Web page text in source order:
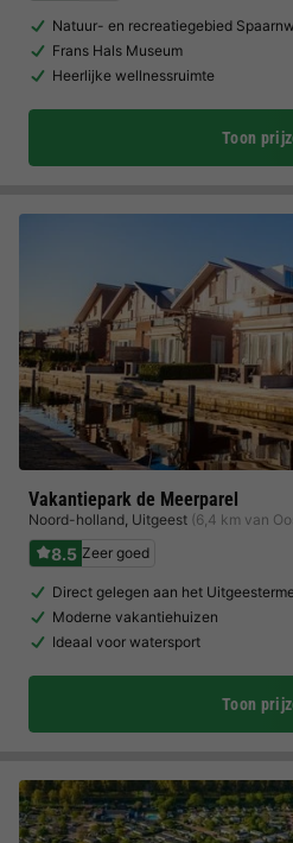
Natuur- en recreatiegebied
Frans Hals Museum
Heerlijke wellnessruimte
Toon
Vakantiepark de Meerparel
Noord-holland, Uitgeest (6,4 km van
8.5 Zeer goed
Direct gelegen aan het
Moderne vakantiehuizen
Ideaal voor watersport
Toon